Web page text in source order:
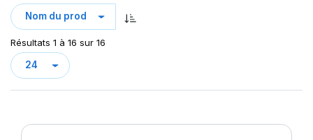
Résultats 1 à 16 sur 16